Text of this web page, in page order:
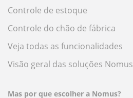
Controle de estoque
Controle do chão de fábrica
Veja todas as funcionalidades
Visão geral das soluções Nomus
Mas por que escolher a Nomus?